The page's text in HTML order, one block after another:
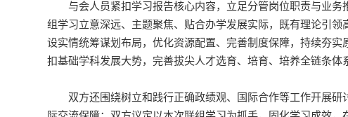
与会人员紧扣学习报告核心内容，立足分管岗位职责与业
组学习立意深远、主题聚焦、贴合办学发展实际，既有理论引
设实情统筹谋划布局，优化资源配置、完善制度保障，持续夯
扣基础学科发展大势，完善拔尖人才选育、培育、培养全链条
双方还围绕树立和践行正确政绩观、国际合作等工作开展